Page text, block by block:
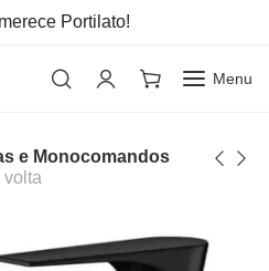
Portilato!
Menu
e Monocomandos
volta